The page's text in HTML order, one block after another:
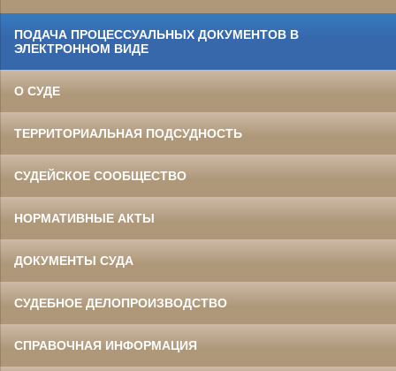
ПОДАЧА ПРОЦЕССУАЛЬНЫХ ДОКУМЕНТОВ В
ЭЛЕКТРОННОМ ВИДЕ
О СУДЕ
ТЕРРИТОРИАЛЬНАЯ ПОДСУДНОСТЬ
СУДЕЙСКОЕ СООБЩЕСТВО
НОРМАТИВНЫЕ АКТЫ
ДОКУМЕНТЫ СУДА
СУДЕБНОЕ ДЕЛОПРОИЗВОДСТВО
СПРАВОЧНАЯ ИНФОРМАЦИЯ